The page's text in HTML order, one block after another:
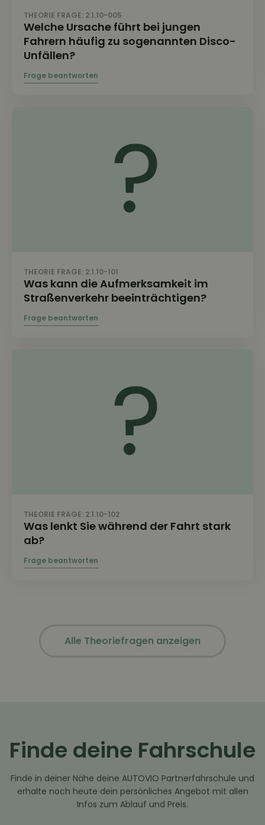
THEORIE FRAGE: 2.1.10-005
Welche Ursache führt bei jungen
Fahrern häufig zu sogenannten Disco-
Unfällen?
THEORIE FRAGE: 2.1.10-101
Was kann die Aufmerksamkeit im
Straßenverkehr beeinträchtigen?
THEORIE FRAGE: 2.1.10-102
Was lenkt Sie während der Fahrt stark
ab?
Alle Theoriefragen anzeigen
Finde deine Fahrschule
Finde in deiner Nähe deine AUTOVIO Partnerfahrschule und
erhalte noch heute dein persönliches Angebot mit allen
Infos zum Ablauf und Preis.